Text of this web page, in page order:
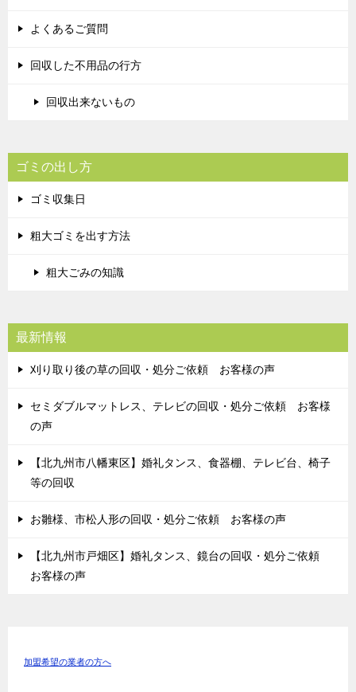
よくあるご質問
回収した不用品の行方
回収出来ないもの
ゴミの出し方
ゴミ収集日
粗大ゴミを出す方法
粗大ごみの知識
最新情報
刈り取り後の草の回収・処分ご依頼 お客様の声
セミダブルマットレス、テレビの回収・処分ご依頼 お客様
の声
【北九州市八幡東区】婚礼タンス、食器棚、テレビ台、椅子
等の回収
お雛様、市松人形の回収・処分ご依頼 お客様の声
【北九州市戸畑区】婚礼タンス、鏡台の回収・処分ご依頼
お客様の声
加盟希望の業者の方へ